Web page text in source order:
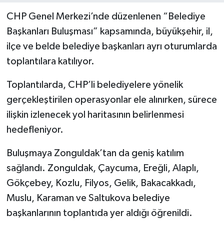
CHP Genel Merkezi’nde düzenlenen “Belediye
Başkanları Buluşması” kapsamında, büyükşehir, il,
ilçe ve belde belediye başkanları ayrı oturumlarda
toplantılara katılıyor.
Toplantılarda, CHP’li belediyelere yönelik
gerçekleştirilen operasyonlar ele alınırken, sürece
ilişkin izlenecek yol haritasının belirlenmesi
hedefleniyor.
Buluşmaya Zonguldak’tan da geniş katılım
sağlandı. Zonguldak, Çaycuma, Ereğli, Alaplı,
Gökçebey, Kozlu, Filyos, Gelik, Bakacakkadı,
Muslu, Karaman ve Saltukova belediye
başkanlarının toplantıda yer aldığı öğrenildi.